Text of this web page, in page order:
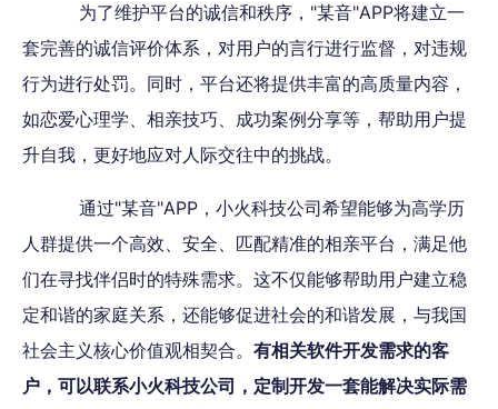
为了维护平台的诚信和秩序，"某音"APP将建立一
套完善的诚信评价体系，对用户的言行进行监督，对违规
行为进行处罚。同时，平台还将提供丰富的高质量内容，
如恋爱心理学、相亲技巧、成功案例分享等，帮助用户提
升自我，更好地应对人际交往中的挑战。
通过"某音"APP，小火科技公司希望能够为高学历
人群提供一个高效、安全、匹配精准的相亲平台，满足他
们在寻找伴侣时的特殊需求。这不仅能够帮助用户建立稳
定和谐的家庭关系，还能够促进社会的和谐发展，与我国
社会主义核心价值观相契合。 有相关软件开发需求的客
户，可以联系小火科技公司，定制开发一套能解决实际需